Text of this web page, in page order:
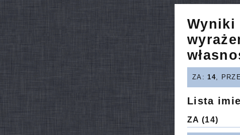
Wyniki
ZA: 14 ,
Lista
ZA (14)